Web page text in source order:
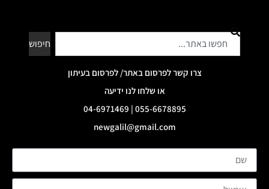
חיפוש
צרו קשר לפרסום באתר/ לפרסום בעיתון
או שלחו לנו ידיעה
055-6678895 | 04-6971469
newgalil@gmail.com